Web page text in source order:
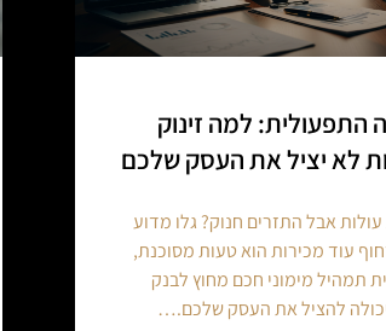
התפעולית: למה זינוק
לא יציל את העסק שלכם
אבל התזרים חנוק? גלו מדוע
עוד מכירות הוא טעות מסוכנת,
תמהיל מימוני חכם מחוץ לבנק
להציל את העסק שלכם.…